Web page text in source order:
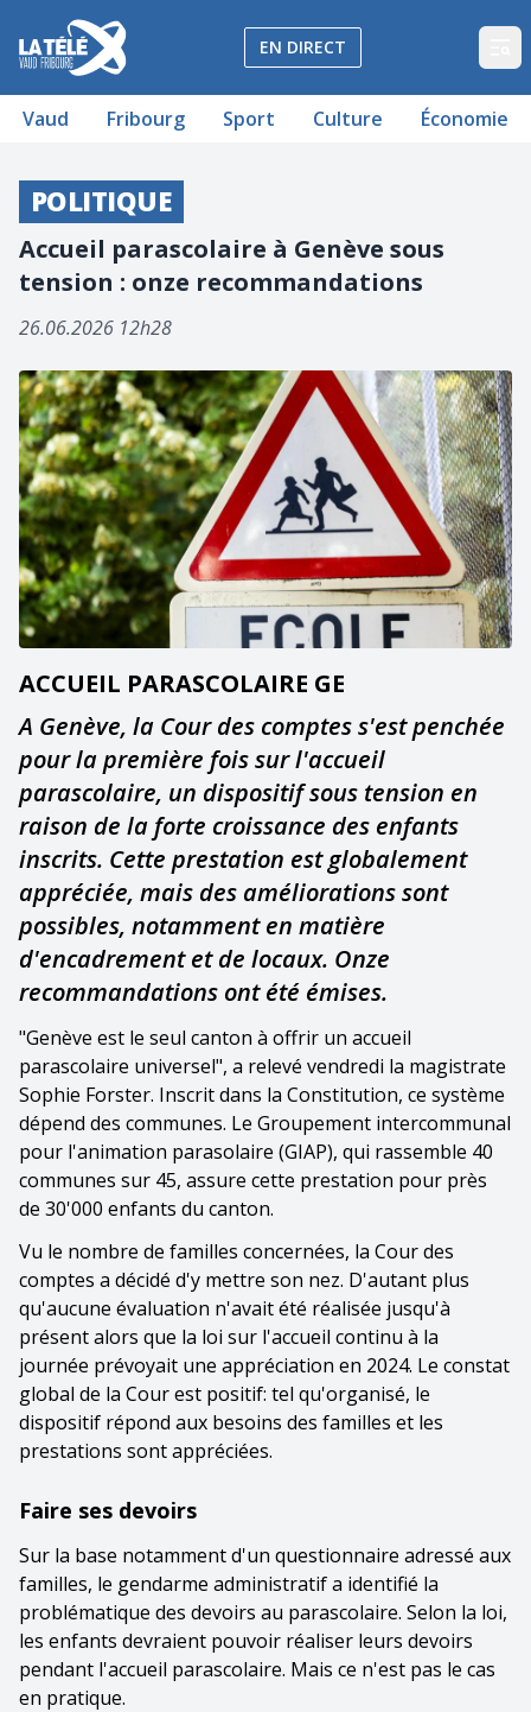
La Télé - Télévision régionale Vaud et Fribourg
EN DIRECT
Vaud Fribourg Sport Culture Économie
POLITIQUE
Accueil parascolaire à Genève sous
tension : onze recommandations
26.06.2026 12h28
ACCUEIL PARASCOLAIRE GE
A Genève, la Cour des comptes s'est penchée
pour la première fois sur l'accueil
parascolaire, un dispositif sous tension en
raison de la forte croissance des enfants
inscrits. Cette prestation est globalement
appréciée, mais des améliorations sont
possibles, notamment en matière
d'encadrement et de locaux. Onze
recommandations ont été émises.
"Genève est le seul canton à offrir un accueil
parascolaire universel", a relevé vendredi la magistrate
Sophie Forster. Inscrit dans la Constitution, ce système
dépend des communes. Le Groupement intercommunal
pour l'animation parasolaire (GIAP), qui rassemble 40
communes sur 45, assure cette prestation pour près
de 30'000 enfants du canton.
Vu le nombre de familles concernées, la Cour des
comptes a décidé d'y mettre son nez. D'autant plus
qu'aucune évaluation n'avait été réalisée jusqu'à
présent alors que la loi sur l'accueil continu à la
journée prévoyait une appréciation en 2024. Le constat
global de la Cour est positif: tel qu'organisé, le
dispositif répond aux besoins des familles et les
prestations sont appréciées.
Faire ses devoirs
Sur la base notamment d'un questionnaire adressé aux
familles, le gendarme administratif a identifié la
problématique des devoirs au parascolaire. Selon la loi,
les enfants devraient pouvoir réaliser leurs devoirs
pendant l'accueil parascolaire. Mais ce n'est pas le cas
en pratique.